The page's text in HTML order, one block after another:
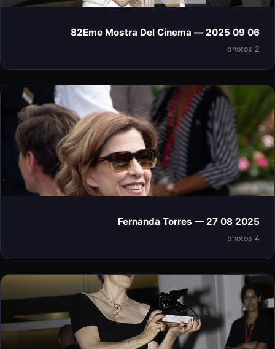
06 09 2025 — 82Eme Mostra Del Cinema
2 photos
Fernanda Torres — 27 08 2025
4 photos